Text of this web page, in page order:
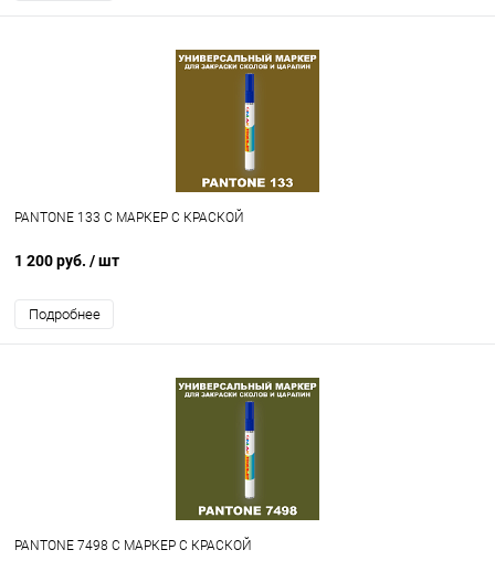
PANTONE 133 C МАРКЕР С КРАСКОЙ
1 200 руб. / шт
Подробнее
PANTONE 7498 C МАРКЕР С КРАСКОЙ